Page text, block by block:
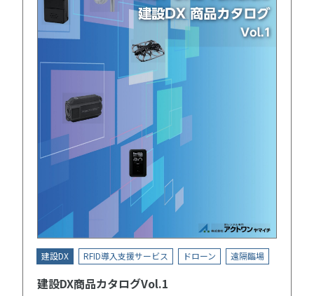
建設DX RFID導入支援サービス ドローン 遠隔臨場
建設DX商品カタログVol.1